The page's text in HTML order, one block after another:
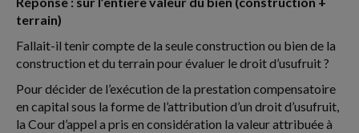
terrain)
Fallait-il tenir compte de la seule construction ou bien de la
construction et du terrain pour évaluer le droit d’usufruit ?
Pour décider de l’exécution de la prestation compensatoire
en capital sous la forme de l’attribution d’un droit d’usufruit,
la Cour d’appel a pris en considération la valeur attribuée à